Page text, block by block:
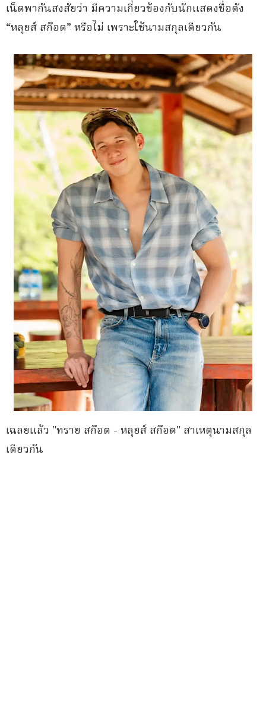
เน็ตพากันสงสัยว่า มีความเกี่ยวข้องกับนักแสดงชื่อดัง
“หลุยส์ สก๊อต” หรือไม่ เพราะใช้นามสกุลเดียวกัน
เฉลยแล้ว "ทราย สก๊อต - หลุยส์ สก๊อต" สาเหตุนามสกุล
เดียวกัน